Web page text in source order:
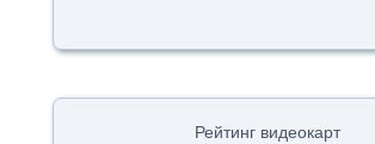
Рейтинг видеокарт